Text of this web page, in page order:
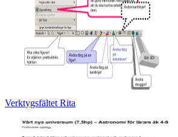
Verktygsfältet Rita